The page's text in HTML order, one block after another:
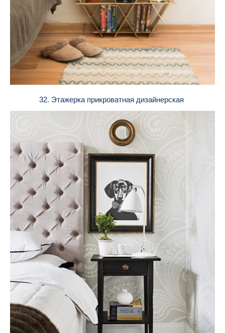
32. Этажерка прикроватная дизайнерская